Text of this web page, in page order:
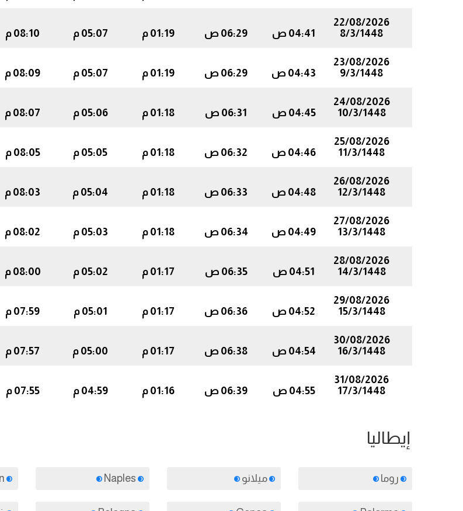
22/08/2026
8/3/1448
04:41 ص 06:29 ص 01:19 م 05:07 م 08:10 م
23/08/2026
9/3/1448
04:43 ص 06:29 ص 01:19 م 05:07 م 08:09 م
24/08/2026
10/3/1448
04:45 ص 06:31 ص 01:18 م 05:06 م 08:07 م
25/08/2026
11/3/1448
04:46 ص 06:32 ص 01:18 م 05:05 م 08:05 م
26/08/2026
12/3/1448
04:48 ص 06:33 ص 01:18 م 05:04 م 08:03 م
27/08/2026
13/3/1448
04:49 ص 06:34 ص 01:18 م 05:03 م 08:02 م
28/08/2026
14/3/1448
04:51 ص 06:35 ص 01:17 م 05:02 م 08:00 م
29/08/2026
15/3/1448
04:52 ص 06:36 ص 01:17 م 05:01 م 07:59 م
30/08/2026
16/3/1448
04:54 ص 06:38 ص 01:17 م 05:00 م 07:57 م
31/08/2026
17/3/1448
04:55 ص 06:39 ص 01:16 م 04:59 م 07:55 م
إيطاليا
روما ميلانو